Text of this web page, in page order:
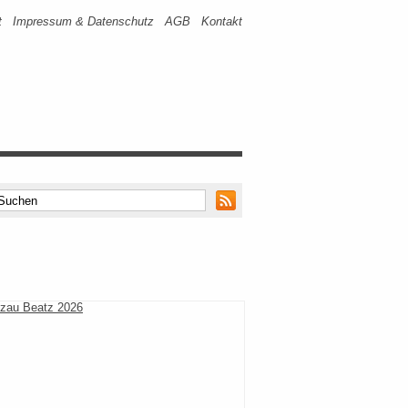
Impressum & Datenschutz AGB Kontakt